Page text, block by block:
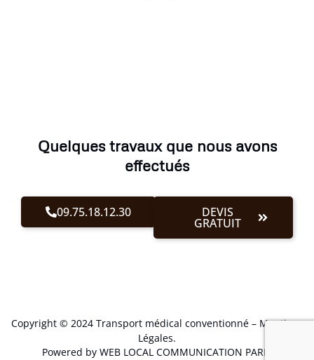
Quelques travaux que nous avons
effectués
09.75.18.12.30 DEVIS
GRATUIT
Copyright © 2024 Transport médical conventionné – Mentions
Légales.
Powered by WEB LOCAL COMMUNICATION PARIS